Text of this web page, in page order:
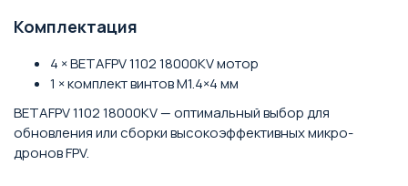
Комплектация
4 × BETAFPV 1102 18000KV мотор
1 × комплект винтов M1.4×4 мм
BETAFPV 1102 18000KV — оптимальный выбор для
обновления или сборки высокоэффективных микро-
дронов FPV.